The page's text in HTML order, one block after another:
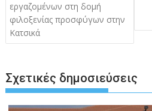
εργαζομένων στη δομή
φιλοξενίας προσφύγων στην
Κατσικά
Σχετικές δημοσιεύσεις